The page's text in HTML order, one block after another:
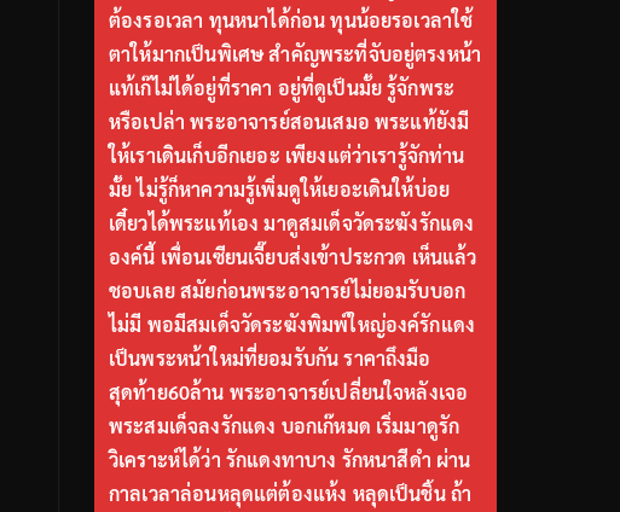
ต้องรอเวลา ทุนหนาได้ก่อน ทุนน้อยรอเวลาใช้
ตาให้มากเป็นพิเศษ สำคัญพระที่จับอยู่ตรงหน้า
แท้เก๊ไม่ได้อยู่ที่ราคา อยู่ที่ดูเป็นมั้ย รู้จักพระ
หรือเปล่า พระอาจารย์สอนเสมอ พระแท้ยังมี
ให้เราเดินเก็บอีกเยอะ เพียงแต่ว่าเรารู้จักท่าน
มั้ย ไม่รู้ก็หาความรู้เพิ่มดูให้เยอะเดินให้บ่อย
เดี๋ยวได้พระแท้เอง มาดูสมเด็จวัดระฆังรักแดง
องค์นี้ เพื่อนเซียนเจี๊ยบส่งเข้าประกวด เห็นแล้ว
ชอบเลย สมัยก่อนพระอาจารย์ไม่ยอมรับบอก
ไม่มี พอมีสมเด็จวัดระฆังพิมพ์ใหญ่องค์รักแดง
เป็นพระหน้าใหม่ที่ยอมรับกัน ราคาถึงมือ
สุดท้าย60ล้าน พระอาจารย์เปลี่ยนใจหลังเจอ
พระสมเด็จลงรักแดง บอกเก๊หมด เริ่มมาดูรัก
วิเคราะห์ได้ว่า รักแดงทาบาง รักหนาสีดำ ผ่าน
กาลเวลาล่อนหลุดแต่ต้องแห้ง หลุดเป็นชิ้น ถ้า